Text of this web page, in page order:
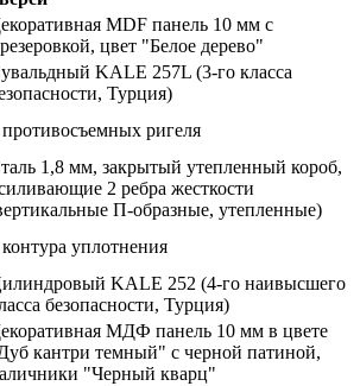
MDF панель 10 мм с
цвет "Белое дерево"
KALE 257L (3-го класса
Турция)
ригеля
1,8 мм, закрытый утепленный короб,
2 ребра жесткости
П-образные, утепленные)
уплотнения
KALE 252 (4-го наивысшего
безопасности, Турция)
МДФ панель 10 мм в цвете
кантри темный" с черной патиной,
"Черный кварц"